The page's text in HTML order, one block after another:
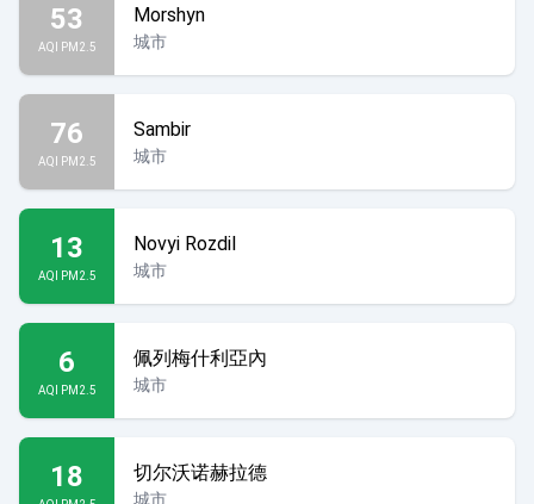
53
AQI PM2.5
Morshyn
城市
76
AQI PM2.5
Sambir
城市
13
AQI PM2.5
Novyi Rozdil
城市
6
AQI PM2.5
佩列梅什利亞內
城市
18 切尔沃诺赫拉德
城市